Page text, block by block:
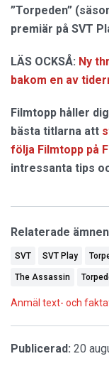
”Torpeden”
premiär på SVT
LÄS OCKSÅ: Ny
bakom en av
Filmtopp håller
bästa titlarna att
följa Filmtopp på
intressanta tips
Relaterade
SVT SVT Play
The Assassin
Anmäl text- och
Publicerad: 20